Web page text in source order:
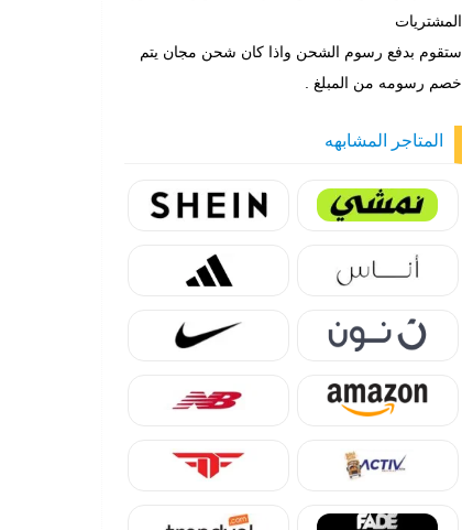
المشتريات
ستقوم بدفع رسوم الشحن واذا كان شحن مجان يتم
خصم رسومه من المبلغ .
المتاجر المشابهه